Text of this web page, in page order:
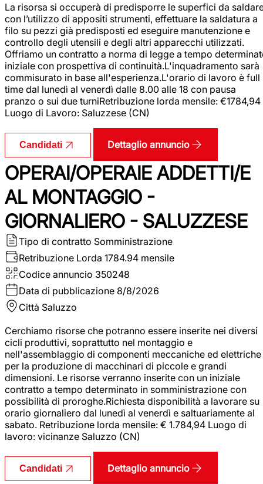
La risorsa si occuperà di predisporre le superfici da
con l’utilizzo di appositi strumenti, effettuare la saldatura a
filo su pezzi già predisposti ed eseguire manutenzione e
controllo degli utensili e degli altri apparecchi utilizzati.
Offriamo un contratto a norma di legge a tempo
iniziale con prospettiva di continuità.L'inquadramento sarà
commisurato in base all'esperienza.L'orario di lavoro è full
time dal lunedì al venerdì dalle 8.00 alle 18 con pausa
pranzo o sui due turniRetribuzione lorda mensile: €1784,94
Luogo di Lavoro: Saluzzese (CN)
Candidati Dettaglio annuncio
OPERAI/OPERAIE ADDETTI/E
AL MONTAGGIO -
GIORNALIERO - SALUZZESE
Tipo di contratto Somministrazione
Retribuzione Lorda 1784.94 mensile
Codice annuncio 350248
Data di pubblicazione 8/8/2026
Città Saluzzo
Cerchiamo risorse che potranno essere inserite nei diversi
cicli produttivi, soprattutto nel montaggio e
nell'assemblaggio di componenti meccaniche ed elettriche
per la produzione di macchinari di piccole e grandi
dimensioni. Le risorse verranno inserite con un iniziale
contratto a tempo determinato in somministrazione con
possibilità di proroghe.Richiesta disponibilità a lavorare su
orario giornaliero dal lunedì al venerdì e saltuariamente al
sabato. Retribuzione lorda mensile: € 1.784,94 Luogo di
lavoro: vicinanze Saluzzo (CN)
Candidati Dettaglio annuncio